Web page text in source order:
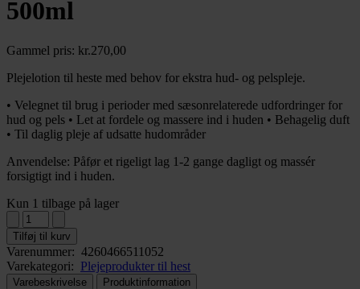
500ml
Gammel pris: kr.270,00
Plejelotion til heste med behov for ekstra hud- og pelspleje.
• Velegnet til brug i perioder med sæsonrelaterede udfordringer for
hud og pels • Let at fordele og massere ind i huden • Behagelig duft
• Til daglig pleje af udsatte hudområder
Anvendelse: Påfør et rigeligt lag 1-2 gange dagligt og massér
forsigtigt ind i huden.
Kun 1 tilbage på lager
Tilføj til kurv
Varenummer: 4260466511052
Varekategori: Plejeprodukter til hest
Varebeskrivelse Produktinformation